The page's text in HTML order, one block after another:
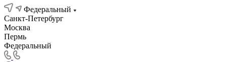
Федеральный
Санкт-Петербург
Москва
Пермь
Федеральный